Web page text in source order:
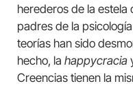
herederos de la estela
padres de la
teorías han sido
hecho, la happycracia
Creencias tienen la